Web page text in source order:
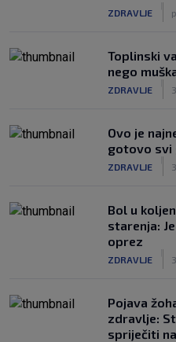
ZDRAVLJE
Toplinski
nego
ZDRAVLJE
Ovo je
gotovo svi
ZDRAVLJE
Bol u
starenja:
oprez
ZDRAVLJE
Pojava
zdravlje:
spriječiti